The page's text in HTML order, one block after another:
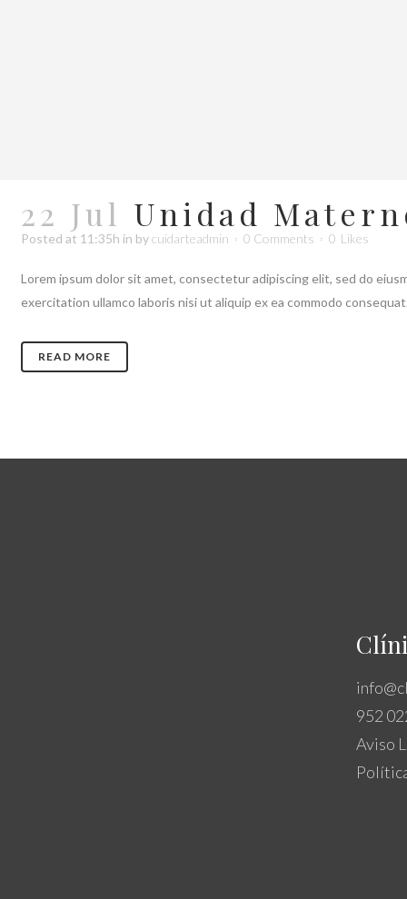
22 Jul Unidad
Posted at 11:35h in bycuidarteadmin 0 Comments 0 Likes
Lorem ipsum dolor sit amet, consectetur adipiscing elit, sed do
exercitation ullamco laboris nisi ut aliquip ex ea commodo
READ MORE
952
Aviso